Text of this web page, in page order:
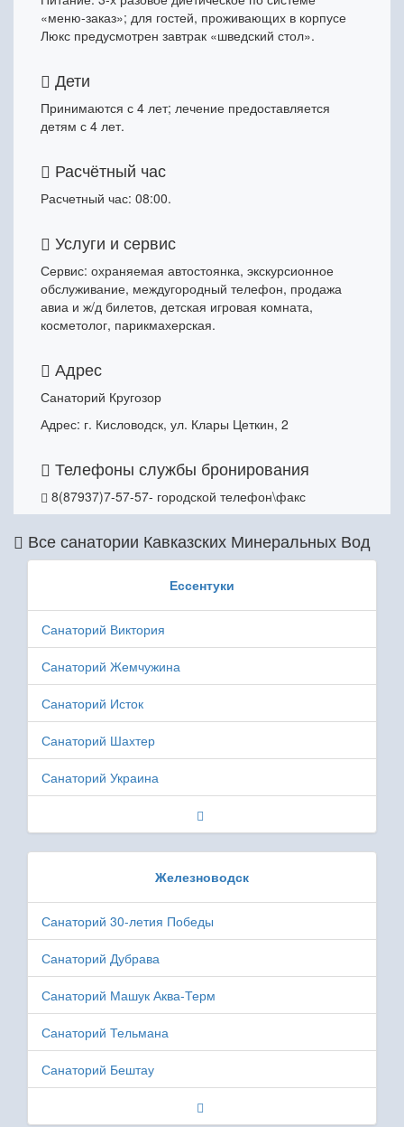
«меню-заказ»; для гостей, проживающих в корпусе
Люкс предусмотрен завтрак «шведский стол».
Дети
Принимаются с 4 лет; лечение предоставляется
детям с 4 лет.
Расчётный час
Расчетный час: 08:00.
Услуги и сервис
Сервис: охраняемая автостоянка, экскурсионное
обслуживание, междугородный телефон, продажа
авиа и ж/д билетов, детская игровая комната,
косметолог, парикмахерская.
Адрес
Санаторий Кругозор
Адрес: г. Кисловодск, ул. Клары Цеткин, 2
Телефоны службы бронирования
8(87937)7-57-57- городской телефон\факс
Все санатории Кавказских Минеральных Вод
Ессентуки
Санаторий Виктория
Санаторий Жемчужина
Санаторий Исток
Санаторий Шахтер
Санаторий Украина
Железноводск
Санаторий 30-летия Победы
Санаторий Дубрава
Санаторий Машук Аква-Терм
Санаторий Тельмана
Санаторий Бештау